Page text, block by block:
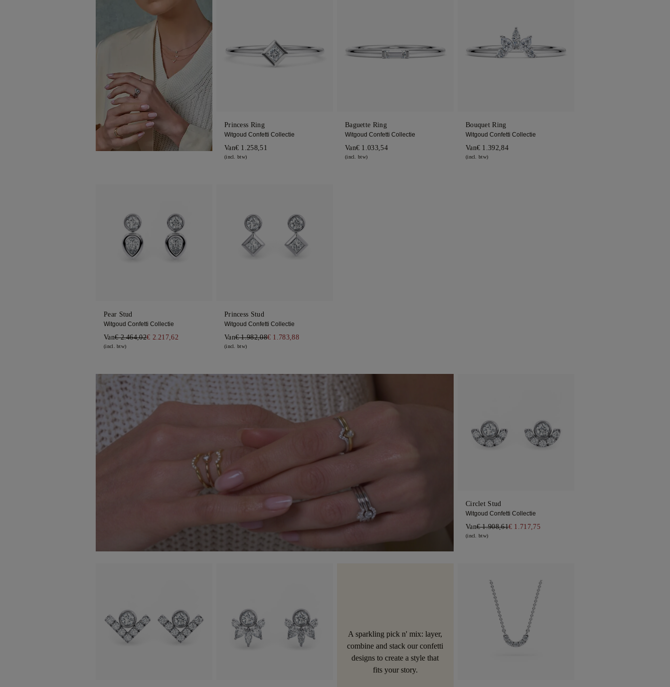
A sparkling pick n' mix: layer,
combine and stack our confetti
designs to create a style that
fits your story.
Princess Ring
Witgoud Confetti Collectie
Van€ 1.258,51
(incl. btw)
Baguette Ring
Witgoud Confetti Collectie
Van€ 1.033,54
(incl. btw)
Bouquet Ring
Witgoud Confetti Collectie
Van€ 1.392,84
(incl. btw)
Pear Stud
Witgoud Confetti Collectie
Van€ 2.464,02€ 2.217,62
(incl. btw)
Princess Stud
Witgoud Confetti Collectie
Van€ 1.982,08€ 1.783,88
(incl. btw)
Circlet Stud
Witgoud Confetti Collectie
Van€ 1.908,61€ 1.717,75
(incl. btw)